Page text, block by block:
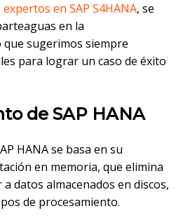
expertos en SAP S4HANA, se
en la
sugerimos siempre
para lograr un caso de éxito
de SAP HANA
HANA se basa en su
en memoria, que elimina
a datos almacenados en discos,
de procesamiento.